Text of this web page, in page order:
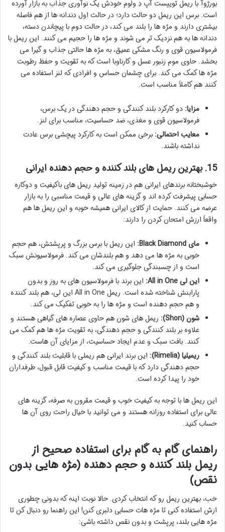
بورژوآ با ریمل توییست آپ دِ ولوم خودش یک نوآوری جذاب به بازار آورده
است. برس این ریمل دو حالت دارد؛ در حالت اول دندانه ها از هم فاصله
بیشتری دارند و مژه ها را بلند می کند، در حالت دوم با پیچاندن دسته،
دندانه ها به هم نزدیک تر می شوند و مژه ها را حجیم می کنند. این ریمل با
فرمولاسیون قوی و رنگ مشکی عمیق، به مژه ها حالتی جذاب و گیرا می
بخشد. حاوی موم زنبور عسل و کارناوبا است که به تقویت و حفظ رطوبت
مژه ها کمک می کند. برای چشمان حساس و افرادی که لنز استفاده می
کنند هم کاملاً مناسب است.
مزایا: دو کارکرد بلند کنندگی و حجم دهندگی در یک برس،
فرمولاسیون قوی و مغذی، ضد حساسیت، مناسب برای لنز.
معایب احتمالی: برخی ممکن است به کارکرد پیچشی برس عادت
نداشته باشند.
15. بهترین ریمل های بلند کننده و حجم دهنده ایرانی
خوشبختانه برندهای ایرانی هم در زمینه تولید ریمل های باکیفیت و دوکاره
حسابی پیشرفت کرده اند و گزینه های عالی و قیمت مناسبی را به بازار
عرضه می کنند. حمایت از کالای ایرانی همیشه خوبه و این ریمل ها هم
واقعاً ارزش امتحان کردن را دارند:
مای Black Diamond:
این ریمل با برس بزرگ و پرپشتش، هم حجم
خوبی به مژه ها می دهد و هم بلندشان می کند. فرمولاسیونش سبک
است و از چسبندگی جلوگیری می کند.
این لی All in One:
این برند با فرمولاسیون های به روز و بدون
پارابنش شناخته شده است. ریمل All in One این لی، هم بلند کننده
و هم حجم دهنده است و مژه ها را به خوبی تفکیک می کند.
شون (Shon):
ریمل های شون هم حاوی عصاره های گیاهی هستند و
علاوه بر بلند کنندگی و حجم دهندگی، به تقویت مژه ها هم کمک می
کنند. بافت سبک و عدم ایجاد حساسیت، از مزایای آن هاست.
ریمیلیا (Rimelia):
این برند ایرانی هم ریملی با قابلیت بلند کنندگی و
حجم دهندگی دارد که با قیمت مناسب و کیفیت قابل قبول، طرفداران
خود را پیدا کرده است.
این ریمل ها با توجه به کیفیت خوب و قیمت مقرون به صرفه، گزینه های
عالی برای استفاده روزانه هستند و می توانید با خیال راحت روی آن ها
حساب کنید.
راهنمای گام به گام برای استفاده صحیح از
ریمل بلند کننده و حجم دهنده (مژه هایی بدون
نقص)
خب، بهترین ریمل رو که انتخاب کردی. حالا نوبت اینه که بدونی چطوری
ازش استفاده کنی تا مژه هات حسابی دلبری کنن! این راهنما رو دنبال کن تا
مژه هایی بلند، پرپشت و بدون نقص داشته باشی: